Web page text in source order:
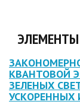
КВАНТОВОЙ
ЗЕЛЕНЫХ
УСКОРЕННЫХ